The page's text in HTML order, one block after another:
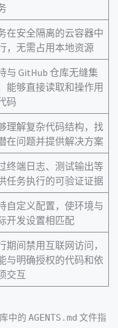
在安全隔离的云容器中
，无需占用本地资源
与 GitHub 仓库无缝集
能够直接读取和操作用
码
理解复杂代码结构，找
在问题并提供解决方案
终端日志、测试输出等
任务执行的可验证证据
自定义配置，使环境与
开发设置相匹配
期间禁用互联网访问，
与明确授权的代码和依
交互
中的 AGENTS.md 文件指